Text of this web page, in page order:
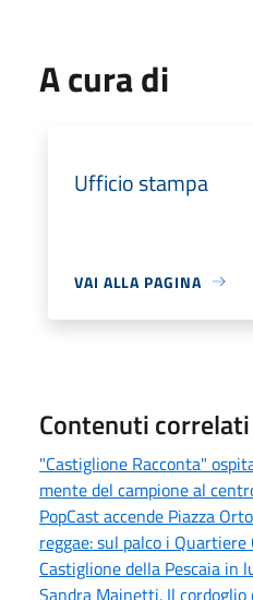
A cura di
Ufficio stampa
VAI ALLA PAGINA
Contenuti correlati
"Castiglione Racconta"
mente del campione al
PopCast accende Piazza
reggae: sul palco i Quartiere
Castiglione della Pescaia in
Sandra Mainetti. Il cordoglio